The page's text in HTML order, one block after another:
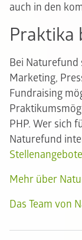
auch in den
Praktika
Bei Naturefund
Marketing,
Fundraising
PHP. Wer sich
Naturefund
Stellenangebote
Mehr über
Das Team von